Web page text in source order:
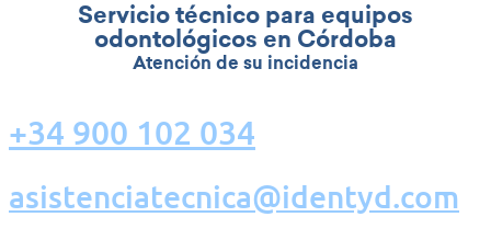
Servicio técnico para equipos
odontológicos en Córdoba
Atención de su incidencia
+34 900 102 034
asistenciatecnica@identyd.com